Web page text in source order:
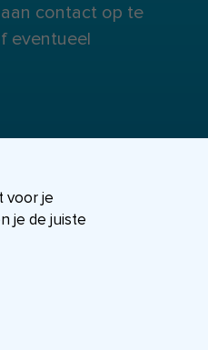
contact op te
eventueel
voor je
je de juiste